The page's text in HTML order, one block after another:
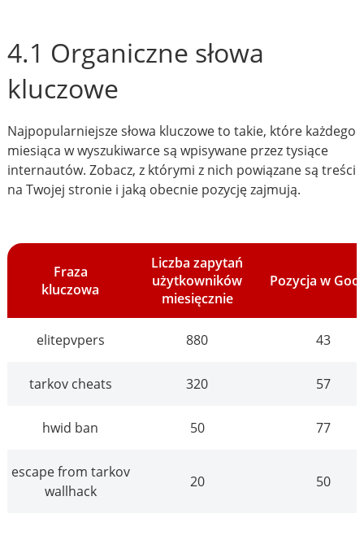
4.1 Organiczne słowa
kluczowe
Najpopularniejsze słowa kluczowe to takie, które każdego
miesiąca w wyszukiwarce są wpisywane przez tysiące
internautów. Zobacz, z którymi z nich powiązane są treści
na Twojej stronie i jaką obecnie pozycję zajmują.
Fraza
kluczowa
Liczba zapytań
użytkowników
miesięcznie
Pozycja w
elitepvpers 880 43
tarkov cheats 320 57
hwid ban 50 77
escape from tarkov
wallhack
20 50